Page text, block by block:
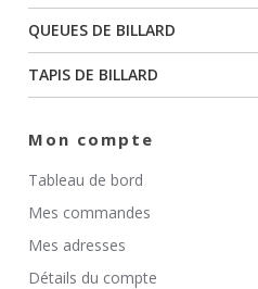
QUEUES DE BILLARD
TAPIS DE BILLARD
Mon compte
Tableau de bord
Mes commandes
Mes adresses
Détails du compte